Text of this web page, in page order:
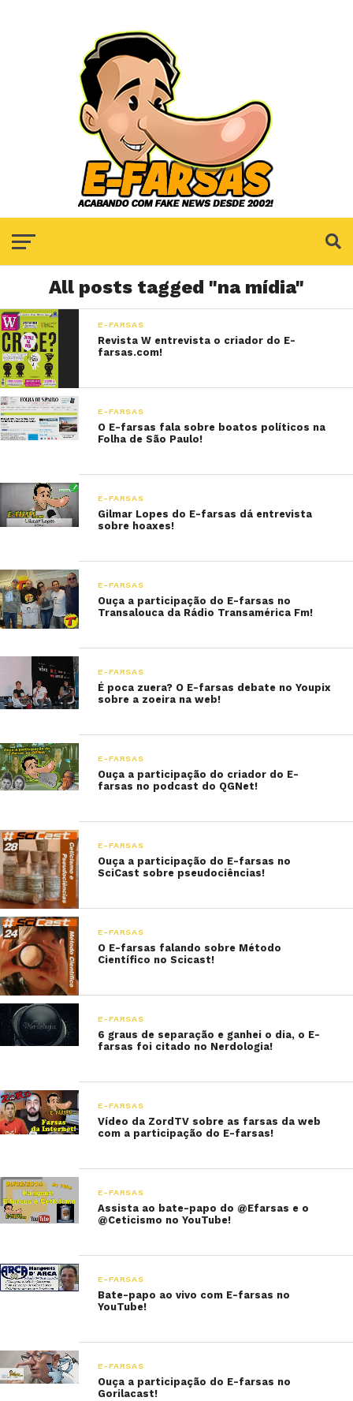
All posts tagged "na mídia"
E-FARSAS
Revista W entrevista o criador do E-
farsas.com!
E-FARSAS
O E-farsas fala sobre boatos políticos na
Folha de São Paulo!
E-FARSAS
Gilmar Lopes do E-farsas dá entrevista
sobre hoaxes!
E-FARSAS
Ouça a participação do E-farsas no
Transalouca da Rádio Transamérica Fm!
E-FARSAS
É poca zuera? O E-farsas debate no Youpix
sobre a zoeira na web!
E-FARSAS
Ouça a participação do criador do E-
farsas no podcast do QGNet!
E-FARSAS
Ouça a participação do E-farsas no
SciCast sobre pseudociências!
E-FARSAS
O E-farsas falando sobre Método
Científico no Scicast!
E-FARSAS
6 graus de separação e ganhei o dia, o E-
farsas foi citado no Nerdologia!
E-FARSAS
Vídeo da ZordTV sobre as farsas da web
com a participação do E-farsas!
E-FARSAS
Assista ao bate-papo do @Efarsas e o
@Ceticismo no YouTube!
E-FARSAS
Bate-papo ao vivo com E-farsas no
YouTube!
E-FARSAS
Ouça a participação do E-farsas no
Gorilacast!